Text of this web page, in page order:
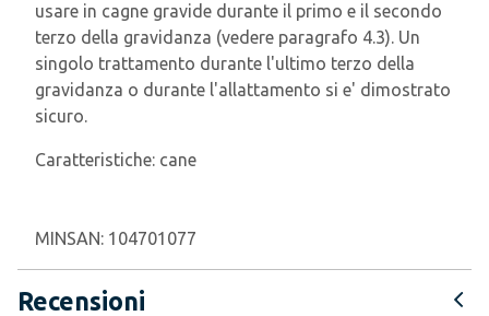
usare in cagne gravide durante il primo e il secondo
terzo della gravidanza (vedere paragrafo 4.3). Un
singolo trattamento durante l'ultimo terzo della
gravidanza o durante l'allattamento si e' dimostrato
sicuro.
Caratteristiche: cane
MINSAN: 104701077
Recensioni